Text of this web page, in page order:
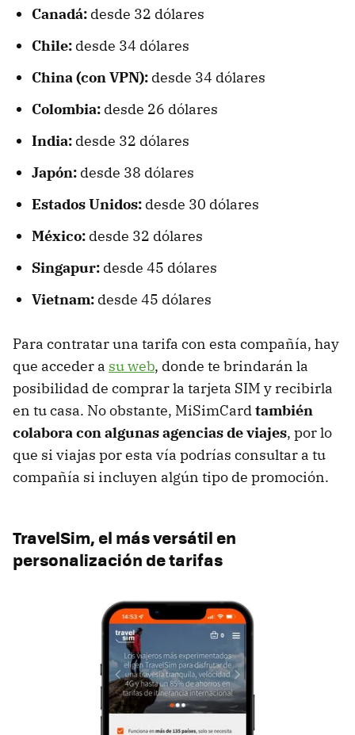
Canadá: desde 32 dólares
Chile: desde 34 dólares
China (con VPN): desde 34 dólares
Colombia: desde 26 dólares
India: desde 32 dólares
Japón: desde 38 dólares
Estados Unidos: desde 30 dólares
México: desde 32 dólares
Singapur: desde 45 dólares
Vietnam: desde 45 dólares
Para contratar una tarifa con esta compañía, hay
que acceder a su web, donde te brindarán la
posibilidad de comprar la tarjeta SIM y recibirla
en tu casa. No obstante, MiSimCardtambién
colabora con algunas agencias de viajes, por lo
que si viajas por esta vía podrías consultar a tu
compañía si incluyen algún tipo de promoción.
TravelSim, el más versátil en
personalización de tarifas